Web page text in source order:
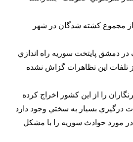
شود كه 10 نفر از مجموع كشته شدگان در شهر
دمشق پايتخت سوريه راه اندازي
تلفات اين تظاهرات گزاش نشده
را از اين كشور اخراج كرده
درگيري بسيار به سختي وجود دارد
مورد حوادث سوريه را با مشكل